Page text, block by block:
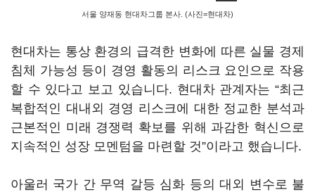
서울 양재동 현대차그룹 본사. (사진=현대차)
현대차는 통상 환경의 급격한 변화에 따른 실물 경제
침체 가능성 등이 경영 활동의 리스크 요인으로 작용
할 수 있다고 보고 있습니다. 현대차 관계자는 “최근
복합적인 대내외 경영 리스크에 대한 정교한 분석과
근본적인 미래 경쟁력 확보를 위해 과감한 혁신으로
지속적인 성장 모멘텀을 마련할 것”이라고 했습니다.
아울러 국가 간 무역 갈등 심화 등의 대외 변수로 불